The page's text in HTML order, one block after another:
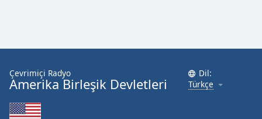
Çevrimiçi Radyo
Amerika Birleşik Devletleri
Dil:
Türkçe